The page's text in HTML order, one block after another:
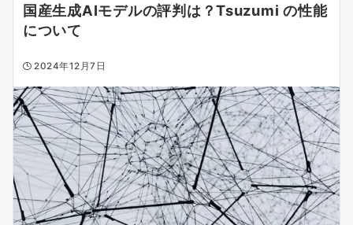
国産生成AIモデルの評判は？Tsuzumi の性能
について
2024年12月7日